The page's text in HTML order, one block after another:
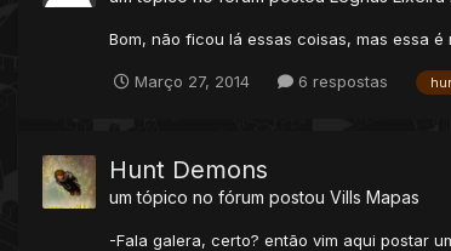
Bom, não ficou lá essas coisas, mas essa
Março 27, 2014 6 respostas
Hunt Demons
um tópico no fórum postou Vills Mapas
-Fala galera, certo? então vim aqui postar